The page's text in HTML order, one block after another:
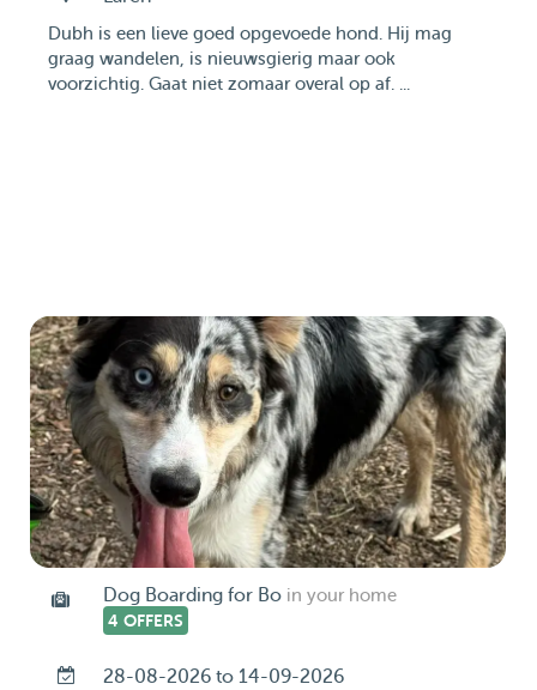
Dubh is een lieve goed opgevoede hond. Hij mag
graag wandelen, is nieuwsgierig maar ook
voorzichtig. Gaat niet zomaar overal op af. ...
Dog Boarding for Bo in your home
4 OFFERS
28-08-2026 to 14-09-2026